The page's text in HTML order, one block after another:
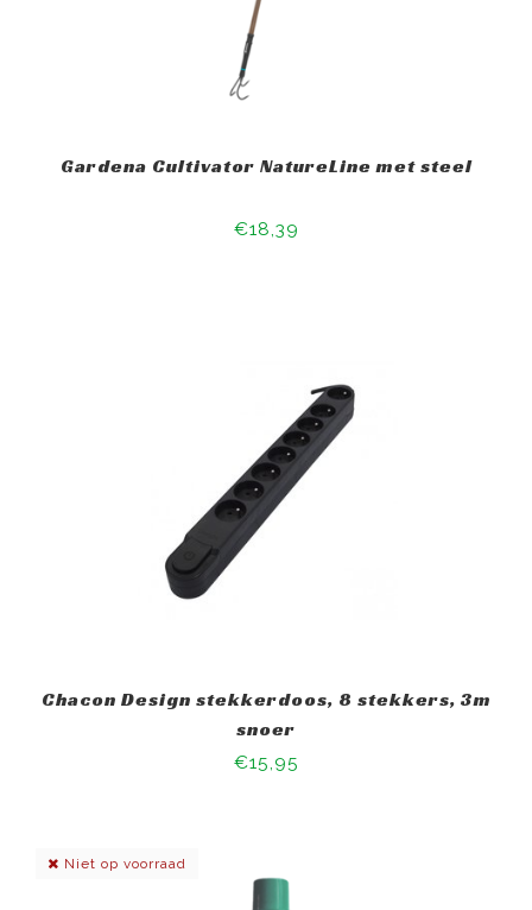
Gardena Cultivator NatureLine met steel
€18,39
Chacon Design stekkerdoos, 8 stekkers, 3m
snoer
€15,95
Niet op voorraad